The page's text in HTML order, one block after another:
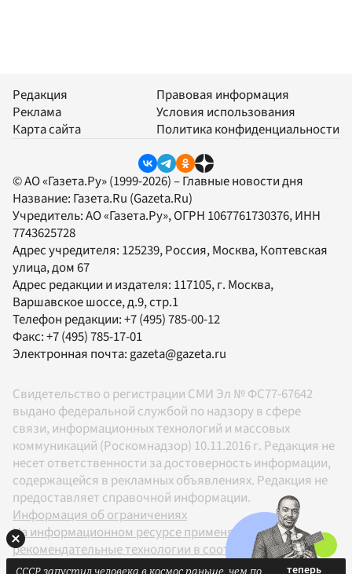
Редакция
Реклама
Карта сайта
Правовая информация
Условия использования
Политика конфиденциальности
© АО «Газета.Ру» (1999-2026) – Главные новости дня
Название: Газета.Ru (Gazeta.Ru)
Учредитель:АО «Газета.Ру», ОГРН 1067761730376, ИНН
7743625728
Адрес учредителя: 125239, Россия, Москва, Коптевская
улица, дом 67
Адрес редакции и издателя: 117105, г. Москва,
Варшавское шоссе, д.9, стр.1
Телефон редакции:+7 (495) 785-00-12
Факс:+7 (495) 785-17-01
Электронная почта: gazeta@gazeta.ru
Свидетельство о регистрации СМИ Эл № ФС77-67642
выдано федеральной службой по надзору в сфере
связи, информационных технологий и массовых
коммуникаций (Роскомнадзор) 10.11.2016 г. Редакция не
несет ответственности за достоверность информации,
содержащейся в рекламных объявлениях. Редакция не
предоставляет справочной информации.
Информация об ограничениях
На информационном ресурсе применяются
рекомендательные технологии в соответствии с
Правилами
СССР запустил человека в космос раньше, чем по